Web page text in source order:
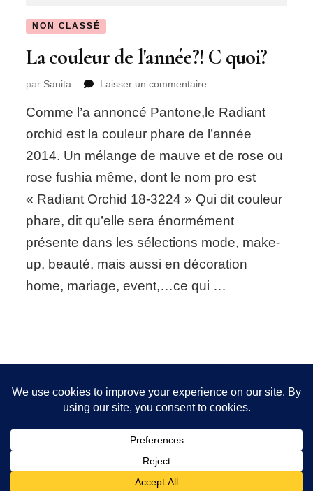
NON CLASSÉ
La couleur de l'année?! C quoi?
par Sanita Laisser un commentaire
couleur
de
l'année?!
C
Comme l’a annoncé Pantone,le Radiant
orchid est la couleur phare de l’année
2014. Un mélange de mauve et de rose ou
rose fushia même, dont le nom pro est
« Radiant Orchid 18-3224 » Qui dit couleur
phare, dit qu’elle sera énormément
présente dans les sélections mode, make-
up, beauté, mais aussi en décoration
home, mariage, event,…ce qui …
FOLLOW ME!
2026 CopyrightSanita Styling.Blossom Chic - Développé
Blossom Themes.Propulsé par
Nous utilisons des cookies pour vous garantir la meilleure
expérience sur notre site. Si vous continuez à utiliser ce
dernier, nous considérerons que vous acceptez l'utilisation des
cookies.
OK